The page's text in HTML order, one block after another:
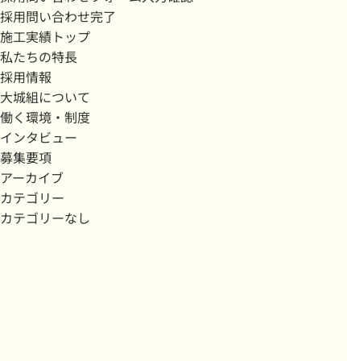
採用問い合わせ完了
施工実績トップ
私たちの特長
採用情報
大城組について
働く環境・制度
インタビュー
募集要項
アーカイブ
カテゴリー
カテゴリーなし